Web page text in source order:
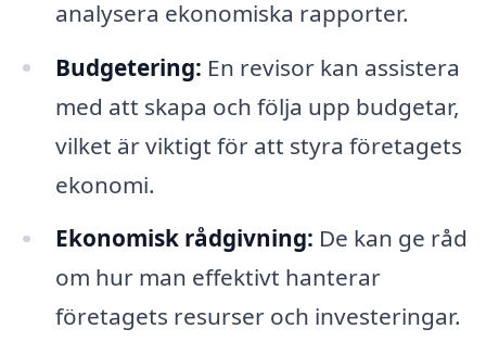
analysera ekonomiska rapporter.
Budgetering: En revisor kan assistera
med att skapa och följa upp budgetar,
vilket är viktigt för att styra företagets
ekonomi.
Ekonomisk rådgivning: De kan ge råd
om hur man effektivt hanterar
företagets resurser och investeringar.